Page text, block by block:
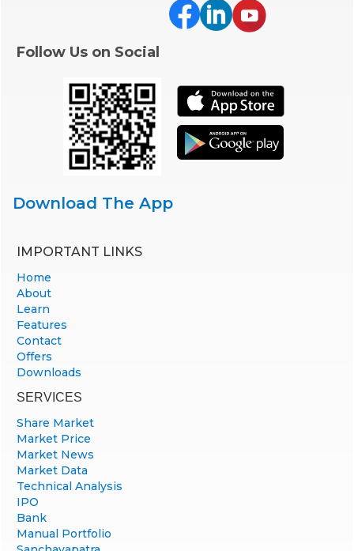
Follow Us on Social
Download The App
IMPORTANT LINKS
Home
About
Learn
Features
Contact
Offers
Downloads
SERVICES
Share Market
Market Price
Market News
Market Data
Technical Analysis
IPO
Bank
Manual Portfolio